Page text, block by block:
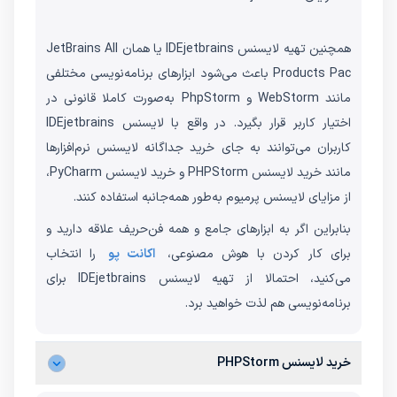
همچنین تهیه لایسنس IDEjetbrains یا همان JetBrains All
Products Pac باعث می‌شود ابزارهای برنامه‌نویسی مختلفی
مانند WebStorm و PhpStorm به‌صورت کاملا قانونی در
اختیار کاربر قرار بگیرد. در واقع با لایسنس IDEjetbrains
کاربران می‌توانند به جای خرید جداگانه لایسنس نرم‌افزارها
مانند خرید لایسنس PHPStorm و خرید لایسنس PyCharm،
از مزایای لایسنس پرمیوم به‌طور همه‌جانبه استفاده کنند.
بنابراین اگر به ابزارهای جامع و همه فن‌حریف علاقه دارید و
برای کار کردن با هوش مصنوعی،
اکانت پو
را انتخاب
می‌کنید، احتمالا از تهیه لایسنس IDEjetbrains برای
برنامه‌نویسی هم لذت خواهید برد.
خرید لایسنس PHPStorm